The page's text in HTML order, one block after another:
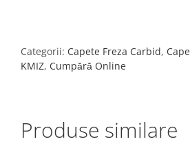
Rosu
6/14mm
Categorii: Capete Freza Carbid,
KMIZ, Cumpără Online
Produse similare